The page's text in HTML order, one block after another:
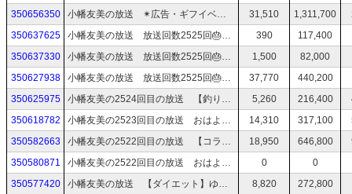
350656350
小幡友美の放送 ✴︎広告・ギフイベゆるく参加中✴︎ おはよう 31,510 1,311,700
350637625
小幡友美の放送 放送回数2525回🎂いつも見てくれてありがとう〜！ 3 390 117,400
350637330
小幡友美の放送 放送回数2525回🎂いつも見てくれてありがとう〜！ 2 1,500
82,000
350627938
小幡友美の放送 放送回数2525回🎂いつも見てくれてありがとう〜！ 37,770
440,200
350625975
小幡友美の2524回目の放送 【釣り】まったりキス狙い 5,260 216,400
350618782
小幡友美の2523回目の放送 おはよう 2525記念回前前夜祭 24時間配信 14,310 317,100
350582663
小幡友美の2522回目の放送 【コラボ】 とろみさん企画 王将全テイクアウトメニュー食べる！ 18,950 646,800
350580871
小幡友美の2522回目の放送 おはよう 本日とろみさん王将企画いくよ！ 0
0
350577420
小幡友美の放送 【ダイエット】ゆるく筋トレ有酸素運動 明日とろみさんの王将企画参加します 8,820 272,800